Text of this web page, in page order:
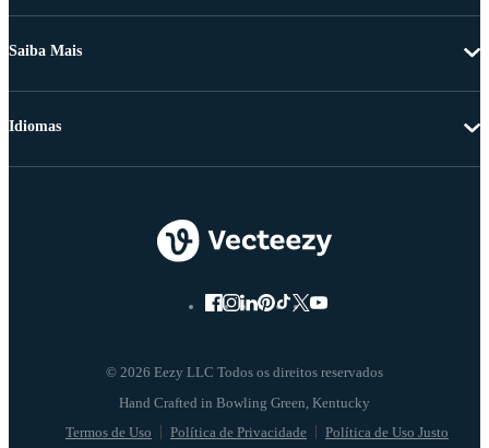
Saiba Mais
© 2026 Eezy LLC Todos os direitos reservados
Termos de Uso Política de Privacidade Política de Uso Justo
Idiomas